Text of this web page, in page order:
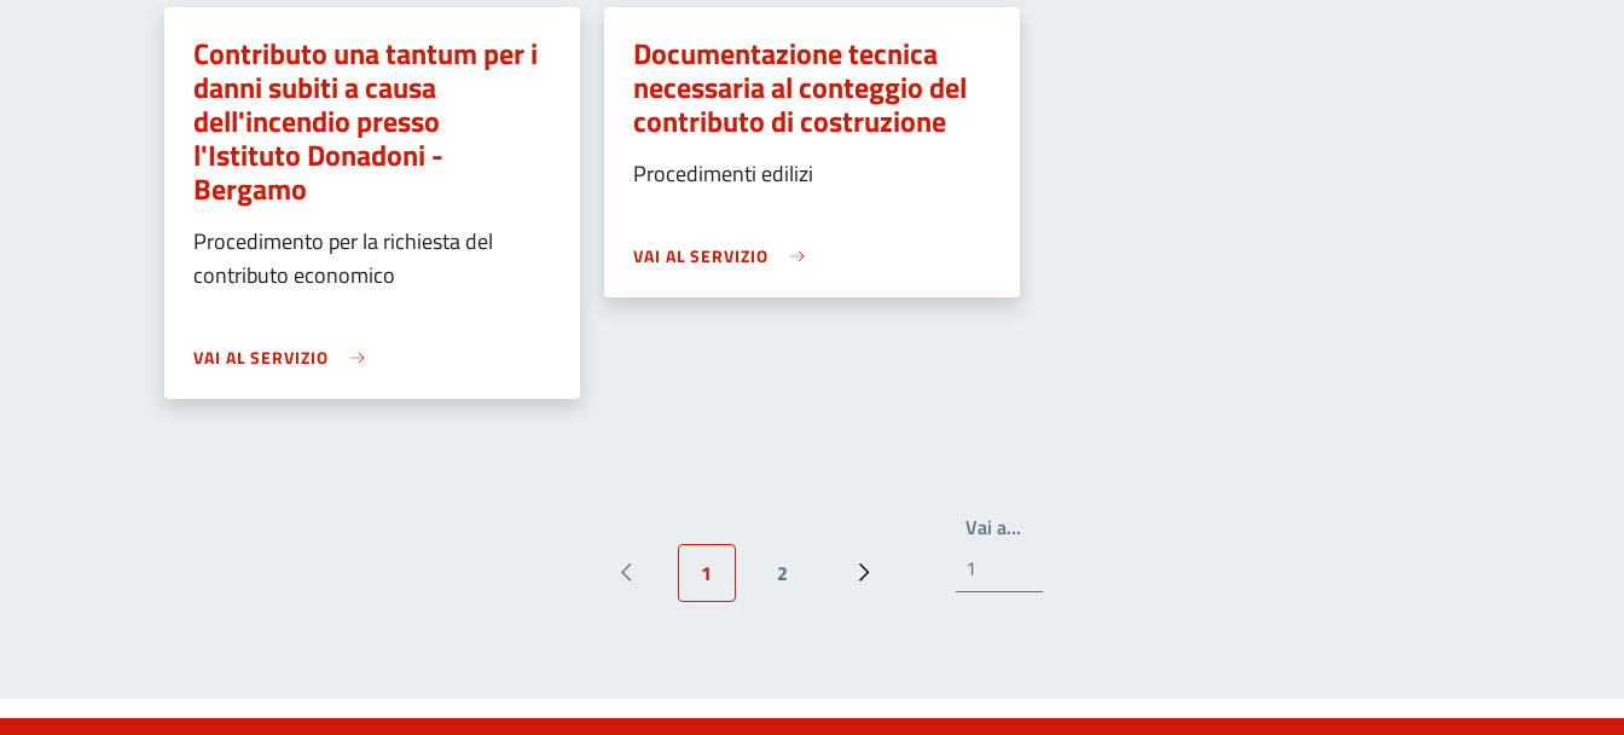
Contributo una tantum per i
danni subiti a causa
dell'incendio presso
l'Istituto Donadoni -
Bergamo
Procedimento per la richiesta del
contributo economico
VAI AL SERVIZIO
Documentazione tecnica
necessaria al conteggio del
contributo di costruzione
Procedimenti edilizi
VAI AL SERVIZIO
Pagina precedente
Pagina attuale
1
Page
2
Prossima pagina
Vai a…Write the page number you want to go to